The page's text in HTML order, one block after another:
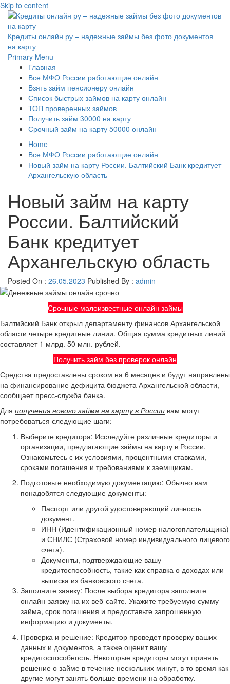
Skip to content
Кредиты онлайн ру – надежные займы без фото документов
на карту
Primary Menu
Главная
Все МФО России работающие онлайн
Взять займ пенсионеру онлайн
Список быстрых займов на карту онлайн
ТОП проверенных займов
Получить займ 30000 на карту
Срочный займ на карту 50000 онлайн
Home
Все МФО России работающие онлайн
Новый займ на карту России. Балтийский Банк кредитует
Архангельскую область
Новый займ на карту
России. Балтийский
Банк кредитует
Архангельскую область
Posted On : 26.05.2023 Published By : admin
Срочные малоизвестные онлайн займы
Балтийский Банк открыл департаменту финансов Архангельской
области четыре кредитные линии. Общая сумма кредитных линий
составляет 1 млрд. 50 млн. рублей.
Получить займ без проверок онлайн
Средства предоставлены сроком на 6 месяцев и будут направлены
на финансирование дефицита бюджета Архангельской области,
сообщает пресс-служба банка.
Для получения нового займа на карту в России вам могут
потребоваться следующие шаги:
Выберите кредитора: Исследуйте различные кредиторы и
организации, предлагающие займы на карту в России.
Ознакомьтесь с их условиями, процентными ставками,
сроками погашения и требованиями к заемщикам.
Подготовьте необходимую документацию: Обычно вам
понадобятся следующие документы:
Паспорт или другой удостоверяющий личность
документ.
ИНН (Идентификационный номер налогоплательщика)
и СНИЛС (Страховой номер индивидуального лицевого
счета).
Документы, подтверждающие вашу
кредитоспособность, такие как справка о доходах или
выписка из банковского счета.
Заполните заявку: После выбора кредитора заполните
онлайн-заявку на их веб-сайте. Укажите требуемую сумму
займа, срок погашения и предоставьте запрошенную
информацию и документы.
Проверка и решение: Кредитор проведет проверку ваших
данных и документов, а также оценит вашу
кредитоспособность. Некоторые кредиторы могут принять
решение о займе в течение нескольких минут, в то время как
другие могут занять больше времени на обработку.